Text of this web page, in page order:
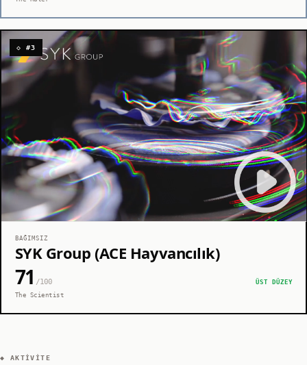
◇ #3
BAĞIMSIZ
SYK Group (ACE Hayvancılık)
71 /100
ÜST DÜZEY
The Scientist
◆ AKTIVITE